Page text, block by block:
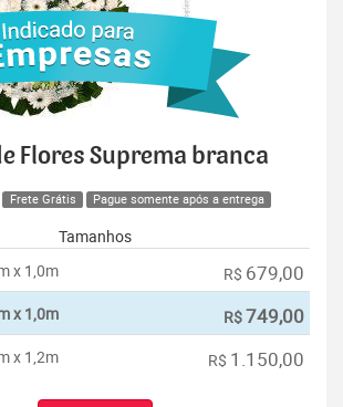
Flores Suprema branca
Frete Grátis Pague somente após a entrega
Tamanhos
x 1,0m
R$ 679,00
x 1,0m R$749,00
x 1,2m R$ 1.150,00